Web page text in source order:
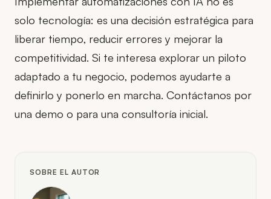
solo tecnología: es una decisión estratégica para
liberar tiempo, reducir errores y mejorar la
competitividad. Si te interesa explorar un piloto
adaptado a tu negocio, podemos ayudarte a
definirlo y ponerlo en marcha. Contáctanos por
una demo o para una consultoría inicial.
SOBRE EL AUTOR